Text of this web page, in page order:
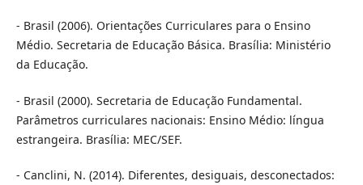
- Brasil (2006). Orientações Curriculares para o Ensino
Médio. Secretaria de Educação Básica. Brasília: Ministério
da Educação.
- Brasil (2000). Secretaria de Educação Fundamental.
Parâmetros curriculares nacionais: Ensino Médio: língua
estrangeira. Brasília: MEC/SEF.
- Canclini, N. (2014). Diferentes, desiguais, desconectados: